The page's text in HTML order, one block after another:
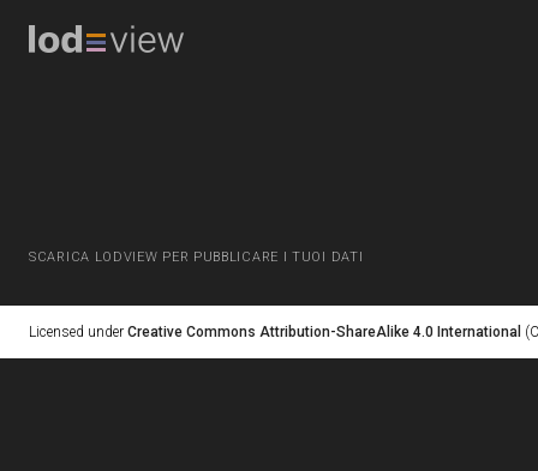
SCARICA LODVIEW PER PUBBLICARE I TUOI DATI
Licensed under Creative Commons Attribution-ShareAlike 4.0 International